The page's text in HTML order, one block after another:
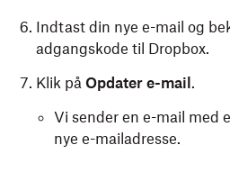
Indtast din nye e-mail og
adgangskode til Dropbox.
Klik på Opdater e-mail .
Vi sender en e-mail med
nye e-mailadresse.